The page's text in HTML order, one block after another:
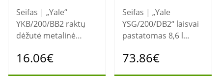
Seifas | „Yale“
YKB/200/BB2 raktų
dėžutė metalinė
16.06€
Seifas | „Yale
YSG/200/DB2“ laisvai
pastatomas 8,6 l
73.86€